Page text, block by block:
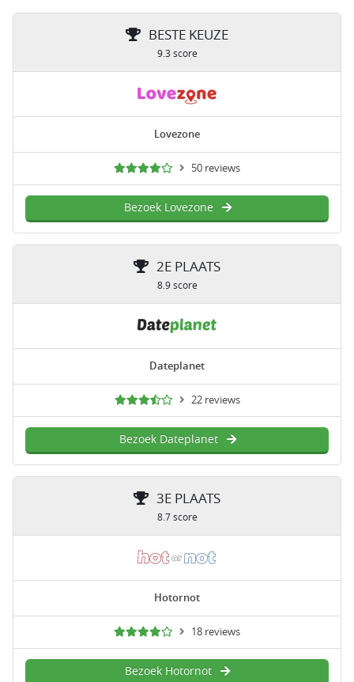
BESTE KEUZE
9.3 score
Lovezone
50 reviews
Bezoek Lovezone
2E PLAATS
8.9 score
Dateplanet
22 reviews
Bezoek Dateplanet
3E PLAATS
8.7 score
Hotornot
18 reviews
Bezoek Hotornot